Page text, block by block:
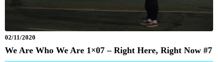
02/11/2020
We Are Who We Are 1×07 – Right Here, Right Now #7